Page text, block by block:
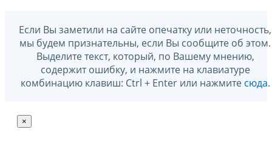
Если Вы заметили на сайте опечатку или неточность,
мы будем признательны, если Вы сообщите об этом.
Выделите текст, который, по Вашему мнению,
содержит ошибку, и нажмите на клавиатуре
комбинацию клавиш: Ctrl + Enter или нажмите сюда.
×